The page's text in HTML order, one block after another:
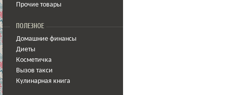
Прочие товары
ПОЛЕЗНОЕ
Домашние финансы
Диеты
Косметичка
Вызов такси
Кулинарная книга